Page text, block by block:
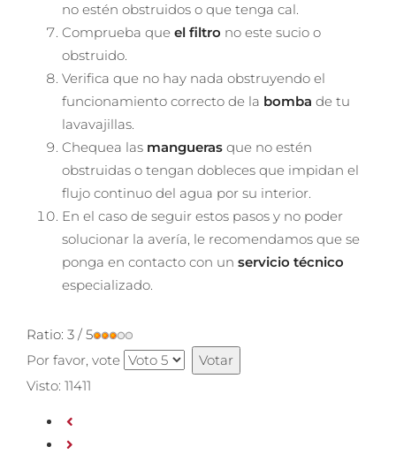
no estén obstruidos o que tenga cal.
Comprueba que el filtro no este sucio o
obstruido.
Verifica que no hay nada obstruyendo el
funcionamiento correcto de la bomba de tu
lavavajillas.
Chequea las mangueras que no estén
obstruidas o tengan dobleces que impidan el
flujo continuo del agua por su interior.
En el caso de seguir estos pasos y no poder
solucionar la avería, le recomendamos que se
ponga en contacto con un servicio técnico
especializado.
Ratio: 3 /5
Por favor, vote
Visto: 11411